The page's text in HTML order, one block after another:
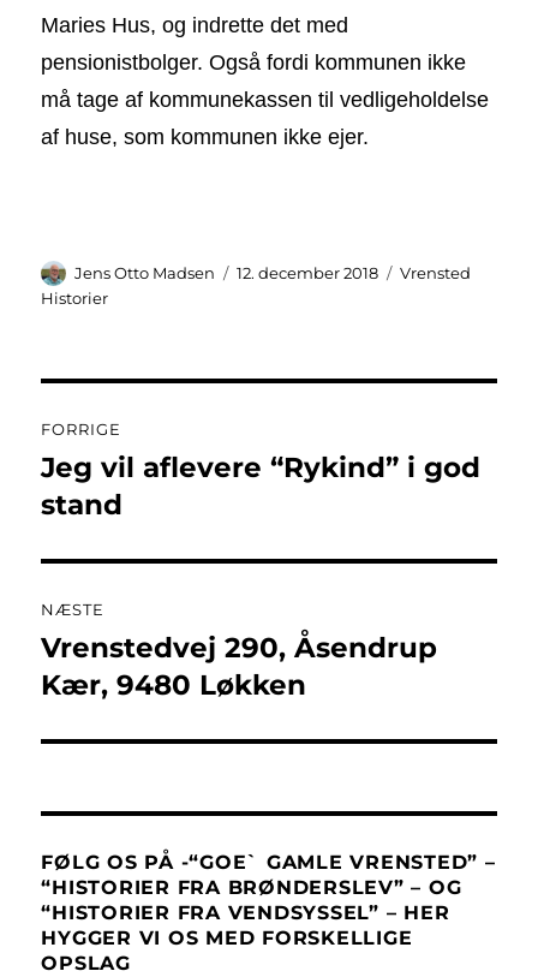
Maries Hus, og indrette det med
pensionistbolger. Også fordi kommunen ikke
må tage af kommunekassen til vedligeholdelse
af huse, som kommunen ikke ejer.
Forfatter
Jens Otto Madsen Udgivet
12. december 2018 Kategorier
Vrensted
Historier
FORRIGE
Forrige
indlæg:
Jeg vil aflevere “Rykind” i god
stand
NÆSTE
Næste
indlæg:
Vrenstedvej 290, Åsendrup
Kær, 9480 Løkken
FØLG OS PÅ -“GOE` GAMLE VRENSTED” –
“HISTORIER FRA BRØNDERSLEV” – OG
“HISTORIER FRA VENDSYSSEL” – HER
HYGGER VI OS MED FORSKELLIGE
OPSLAG